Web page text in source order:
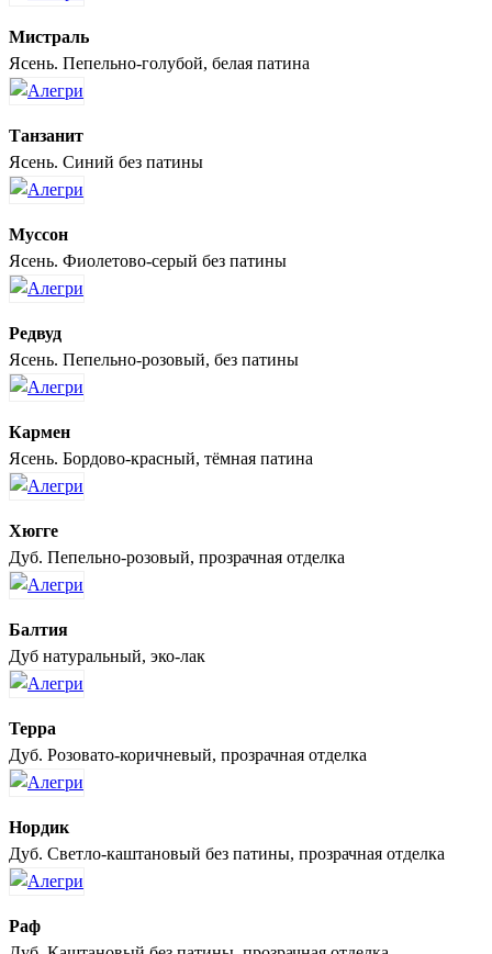
Мистраль
Ясень. Пепельно-голубой, белая патина
Танзанит
Ясень. Синий без патины
Муссон
Ясень. Фиолетово-серый без патины
Редвуд
Ясень. Пепельно-розовый, без патины
Кармен
Ясень. Бордово-красный, тёмная патина
Хюгге
Дуб. Пепельно-розовый, прозрачная отделка
Балтия
Дуб натуральный, эко-лак
Терра
Дуб. Розовато-коричневый, прозрачная отделка
Нордик
Дуб. Светло-каштановый без патины, прозрачная отделка
Раф